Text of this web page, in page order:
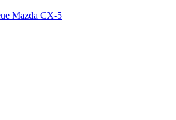
Mazda CX-5